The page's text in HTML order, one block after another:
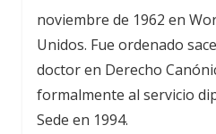
noviembre de 1962 en
Unidos. Fue ordenado
doctor en Derecho
formalmente al servicio
Sede en 1994.